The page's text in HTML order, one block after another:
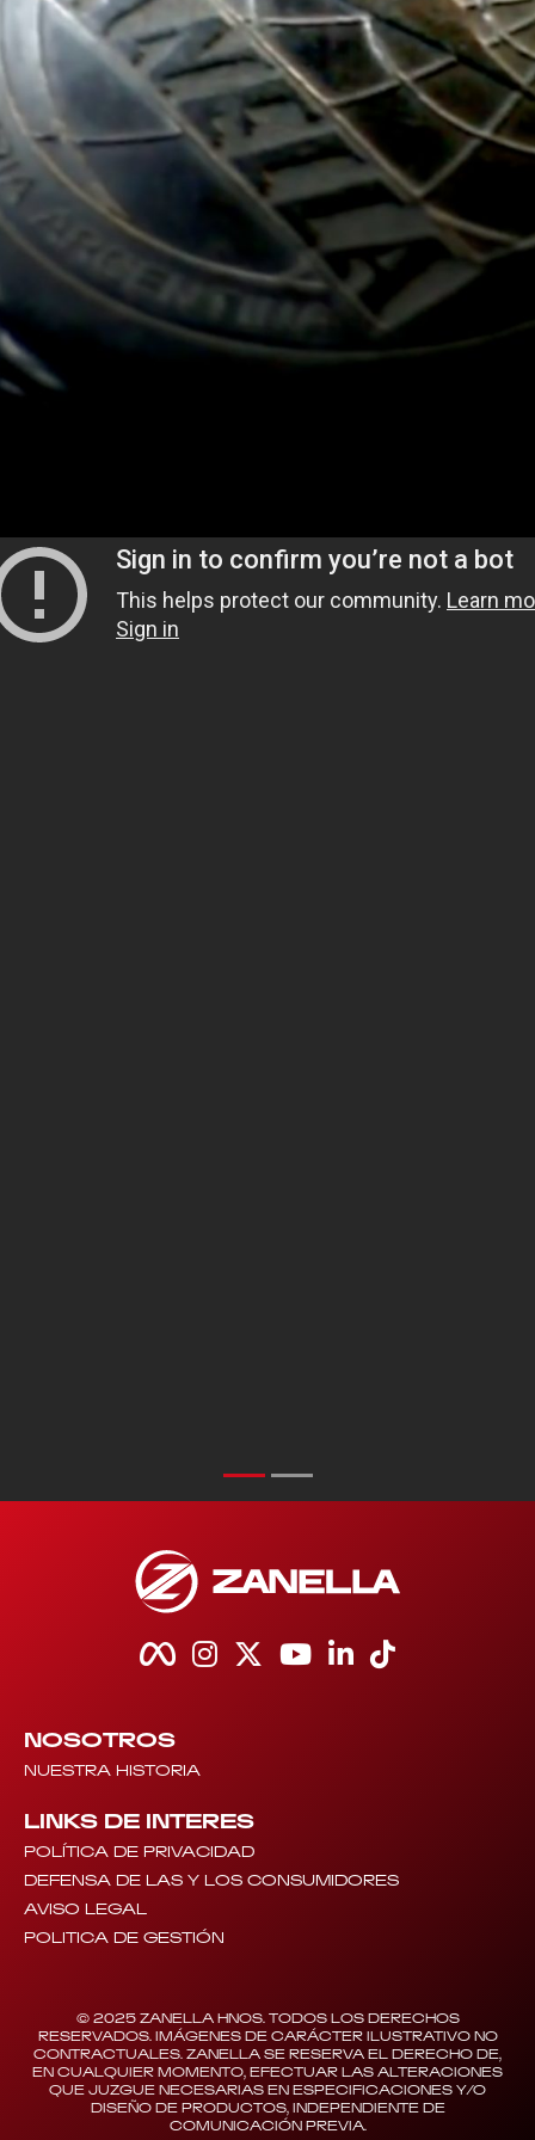
NOSOTROS
NUESTRA HISTORIA
LINKS DE INTERES
POLÍTICA DE PRIVACIDAD
DEFENSA DE LAS Y LOS CONSUMIDORES
AVISO LEGAL
POLITICA DE GESTIÓN
© 2025 ZANELLA HNOS. TODOS LOS DERECHOS
RESERVADOS. IMÁGENES DE CARÁCTER ILUSTRATIVO NO
CONTRACTUALES. ZANELLA SE RESERVA EL DERECHO DE,
EN CUALQUIER MOMENTO, EFECTUAR LAS ALTERACIONES
QUE JUZGUE NECESARIAS EN ESPECIFICACIONES Y/O
DISEÑO DE PRODUCTOS, INDEPENDIENTE DE
COMUNICACIÓN PREVIA.